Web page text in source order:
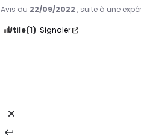
Avis du 22/09/2022 , suite à une
Utile(1) Signaler